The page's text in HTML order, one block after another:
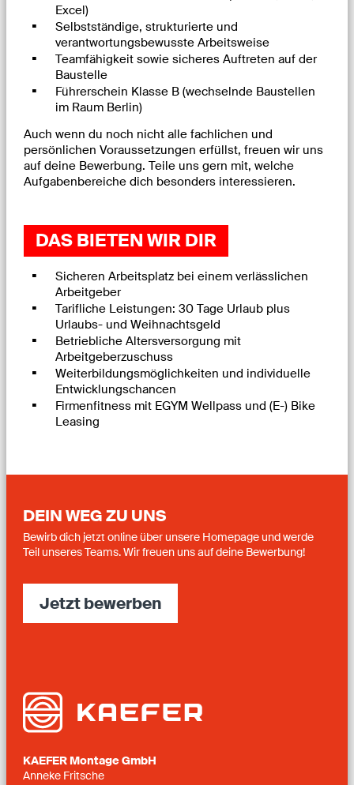
Excel)
Selbstständige, strukturierte und
verantwortungsbewusste Arbeitsweise
Teamfähigkeit sowie sicheres Auftreten auf der
Baustelle
Führerschein Klasse B (wechselnde Baustellen
im Raum Berlin)
Auch wenn du noch nicht alle fachlichen und
persönlichen Voraussetzungen erfüllst, freuen wir uns
auf deine Bewerbung. Teile uns gern mit, welche
Aufgabenbereiche dich besonders interessieren.
DAS BIETEN WIR DIR
Sicheren Arbeitsplatz bei einem verlässlichen
Arbeitgeber
Tarifliche Leistungen: 30 Tage Urlaub plus
Urlaubs- und Weihnachtsgeld
Betriebliche Altersversorgung mit
Arbeitgeberzuschuss
Weiterbildungsmöglichkeiten und individuelle
Entwicklungschancen
Firmenfitness mit EGYM Wellpass und (E-) Bike
Leasing
DEIN WEG ZU UNS
Bewirb dich jetzt online über unsere Homepage und werde
Teil unseres Teams. Wir freuen uns auf deine Bewerbung!
Jetzt bewerben
KAEFER Montage GmbH
Anneke Fritsche